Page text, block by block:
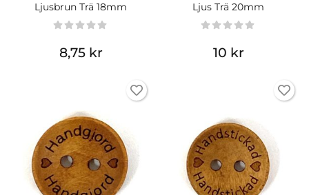
Ljusbrun Trä 18mm
8,75 kr
Ljus Trä 20mm
10 kr